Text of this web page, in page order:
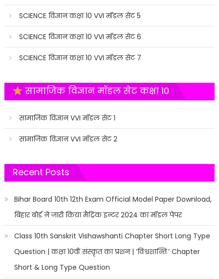
SCIENCE विज्ञान कक्षा 10 VVI मॉडल सेट 5
SCIENCE विज्ञान कक्षा 10 VVI मॉडल सेट 6
SCIENCE विज्ञान कक्षा 10 VVI मॉडल सेट 7
सामाजिक विज्ञान मॉडल सेट कक्षा 10
सामाजिक विज्ञान VVI मॉडल सेट 1
सामाजिक विज्ञान VVI मॉडल सेट 2
Recent Posts
Bihar Board 10th 12th Exam Official Model Paper Download,
बिहार बोर्ड ने जारी किया मैट्रिक इन्टर 2024 का मॉडल पेपर
Class 10th Sanskrit Vishawshanti Chapter Short Long Type
Question | कक्षा 10वीं संस्कृत का प्रशन | ‘विश्वशान्तिः’ Chapter
Short & Long Type Question